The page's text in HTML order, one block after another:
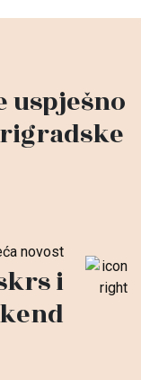
uspješno
novost
i